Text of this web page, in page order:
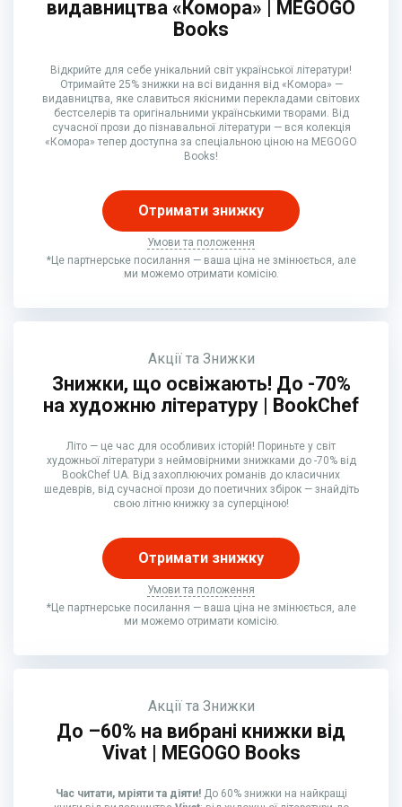
видавництва «Комора» | MEGOGO
Books
Відкрийте для себе унікальний світ української літератури!
Отримайте 25% знижки на всі видання від «Комора» —
видавництва, яке славиться якісними перекладами світових
бестселерів та оригінальними українськими творами. Від
сучасної прози до пізнавальної літератури — вся колекція
«Комора» тепер доступна за спеціальною ціною на MEGOGO
Books!
Отримати знижку
Умови та положення
*Це партнерське посилання — ваша ціна не змінюється, але
ми можемо отримати комісію.
Акції та Знижки
Знижки, що освіжають! До -70%
на художню літературу | BookChef
Літо — це час для особливих історій! Пориньте у світ
художньої літератури з неймовірними знижками до -70% від
BookChef UA. Від захоплюючих романів до класичних
шедеврів, від сучасної прози до поетичних збірок — знайдіть
свою літню книжку за суперціною!
Отримати знижку
Умови та положення
*Це партнерське посилання — ваша ціна не змінюється, але
ми можемо отримати комісію.
Акції та Знижки
До –60% на вибрані книжки від
Vivat | MEGOGO Books
Час читати, мріяти та діяти!До 60% знижки на найкращі